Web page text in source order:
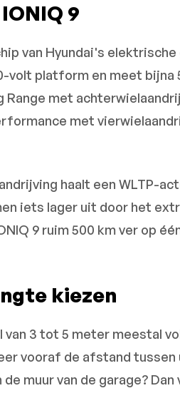
9
van Hyundai's
volt platform en meet bijna
Range met
met
haalt een WLTP-
iets lager uit door het
9 ruim 500 km ver op
kiezen
3 tot 5 meter meestal
vooraf de afstand tussen
muur van de garage?